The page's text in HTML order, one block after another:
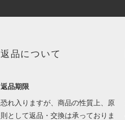
返品について
返品期限
恐れ入りますが、商品の性質上、原
則として返品・交換は承っておりま